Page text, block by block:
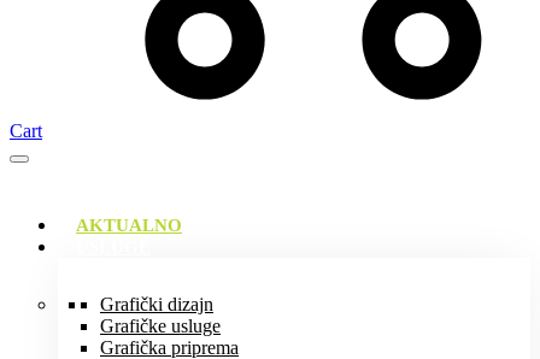
Cart
AKTUALNO
Grafički dizajn
Grafičke usluge
Grafička priprema